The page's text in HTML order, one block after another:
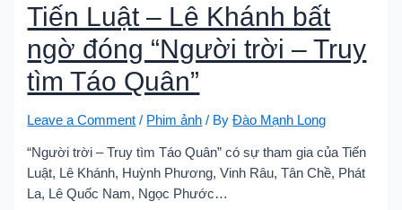
Tiến Luật – Lê Khánh bất
ngờ đóng “Người trời – Truy
tìm Táo Quân”
Leave a Comment / Phim ảnh / ByĐào Mạnh Long
“Người trời – Truy tìm Táo Quân” có sự tham gia của Tiến
Luật, Lê Khánh, Huỳnh Phương, Vinh Râu, Tân Chề, Phát
La, Lê Quốc Nam, Ngọc Phước…